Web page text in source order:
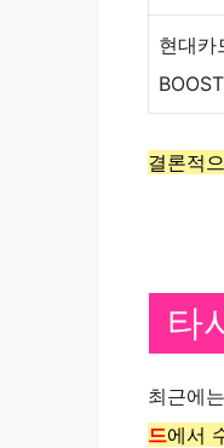
현대카
BOOST
결론적
타
최근에는
드에서